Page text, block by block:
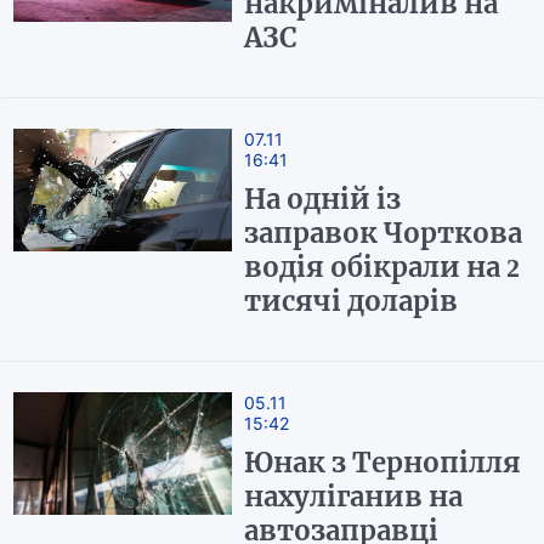
АЗС
07.11
16:41
На одній із
заправок Чорткова
водія обікрали на 2
тисячі доларів
05.11
15:42
Юнак з Тернопілля
нахуліганив на
автозаправці